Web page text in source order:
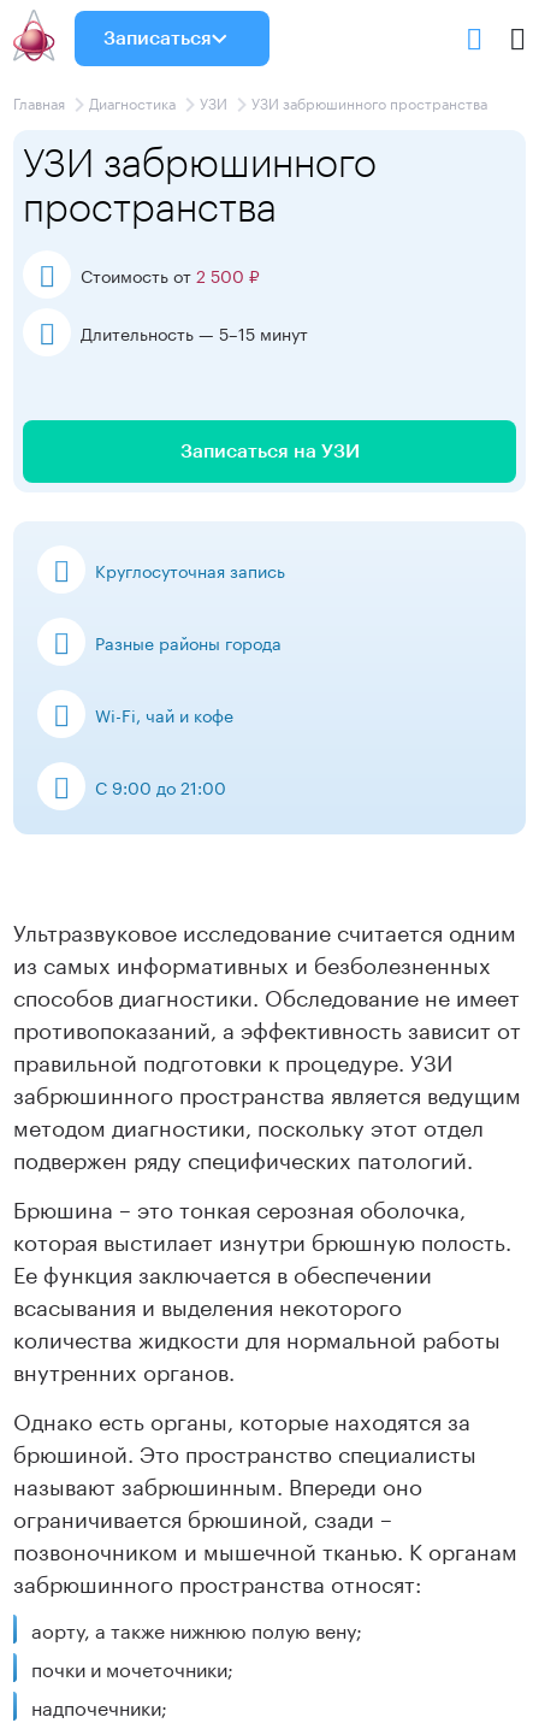
Записаться
Главная Диагностика УЗИ УЗИ забрюшинного пространства
УЗИ забрюшинного
пространства
Стоимость от2 500 ₽
Длительность — 5–15 минут
Записаться на УЗИ
Круглосуточная запись
Разные районы города
Wi-Fi, чай и кофе
С 9:00 до 21:00
Ультразвуковое исследование считается одним
из самых информативных и безболезненных
способов диагностики. Обследование не имеет
противопоказаний, а эффективность зависит от
правильной подготовки к процедуре. УЗИ
забрюшинного пространства является ведущим
методом диагностики, поскольку этот отдел
подвержен ряду специфических патологий.
Брюшина – это тонкая серозная оболочка,
которая выстилает изнутри брюшную полость.
Ее функция заключается в обеспечении
всасывания и выделения некоторого
количества жидкости для нормальной работы
внутренних органов.
Однако есть органы, которые находятся за
брюшиной. Это пространство специалисты
называют забрюшинным. Впереди оно
ограничивается брюшиной, сзади –
позвоночником и мышечной тканью. К органам
забрюшинного пространства относят:
аорту, а также нижнюю полую вену;
почки и мочеточники;
надпочечники;